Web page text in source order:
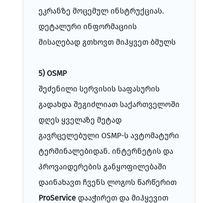
ეკრანზე მოცემულ ინსტრუქციას.
დეტალური ინფორმაციის
მისაღებად გთხოვთ მიჰყვეთ ბმულს
5) OSMP
შეძენილი სერვისის საფასურის
გადახდა შეგიძლიათ საქართველოში
დღეს ყველაზე მეტად
გავრცელებული OSMP-ს ავტომატური
ტერმინალებიდან. ინტერნეტის და
პროვაიდერების განყოფილებაში
დაინახავთ ჩვენს ლოგოს წარწერით
ProService დააჭირეთ და მიჰყევით